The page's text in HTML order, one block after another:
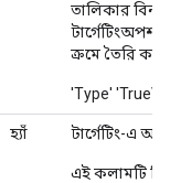
তালিকার
ক্রমে তৈরি করা
'Type'
হ্যাঁ টার্গেটিং-এ
এই কলামটি